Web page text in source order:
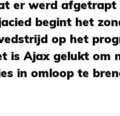
er werd afgetrapt
begint het
op het
is Ajax gelukt om
in omloop te